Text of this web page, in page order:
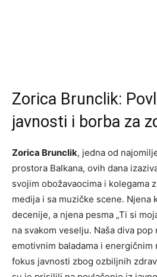
Zorica Brunclik:
javnosti i borba za
Zorica Brunclik, jedna od
prostora Balkana, ovih dana
svojim obožavaocima i kolegama
medija i sa muzičke scene. Njena
decenije, a njena pesma „Ti si
na svakom veselju. Naša diva pop
emotivnim baladama i energičnim
fokus javnosti zbog ozbiljnih